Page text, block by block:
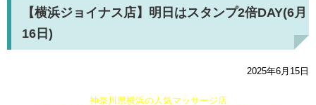
【横浜ジョイナス店】明日はスタンプ2倍DAY(6月
16日)
2025年6月15日
神奈川県横浜の人気マッサージ店